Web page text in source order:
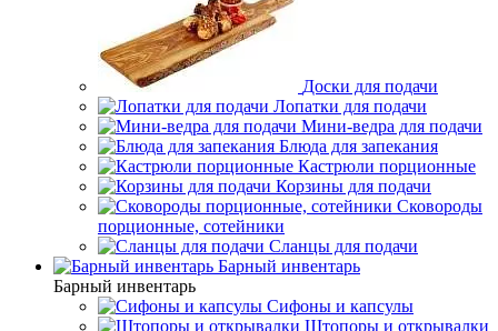
Доски для подачи
Лопатки для подачи
Мини-ведра для подачи
Блюда для запекания
Кастрюли порционные
Корзины для подачи
Сковороды
порционные, сотейники
Сланцы для подачи
Барный инвентарь
Барный инвентарь
Сифоны и капсулы
Штопоры и открывалки